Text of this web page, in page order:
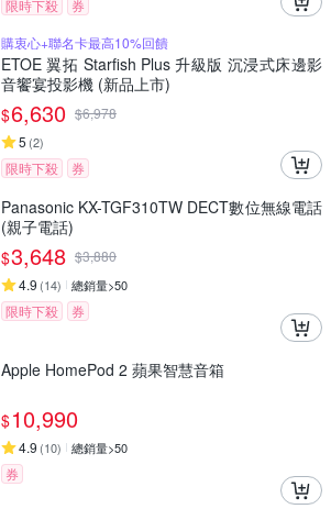
限時下殺
券
購衷心+聯名卡最高10%回饋
ETOE 翼拓 Starfish Plus 升級版 沉浸式床邊影
音饗宴投影機 (新品上市)
$6,630 $6,978
5 (2)
限時下殺 券
Panasonic KX-TGF310TW DECT數位無線電話
(親子電話)
$3,648 $3,880
4.9 (14) 總銷量>50
限時下殺 券
Apple HomePod 2 蘋果智慧音箱
$10,990
4.9 (10) 總銷量>50
券